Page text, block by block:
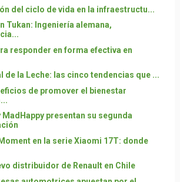
del ciclo de vida en la infraestructu...
Tukan: Ingeniería alemana,
responder en forma efectiva en
de la Leche: las cinco tendencias que ...
de promover el bienestar
MadHappy presentan su segunda
en la serie Xiaomi 17T: donde
distribuidor de Renault en Chile